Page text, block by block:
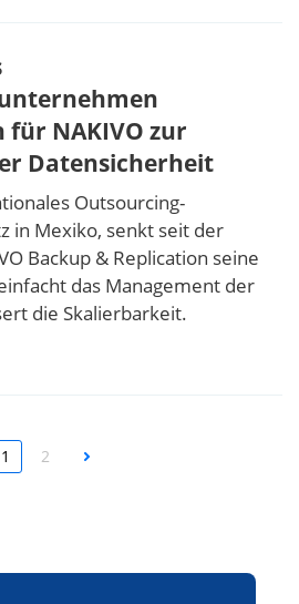
für NAKIVO zur
Datensicherheit
Outsourcing-
in Mexiko, senkt seit der
Backup & Replication seine
das Management der
die Skalierbarkeit.
1 2 Next